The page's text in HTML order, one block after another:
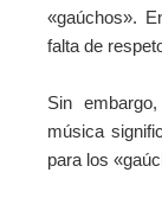
«gaúchos».
falta de
Sin
música
para los